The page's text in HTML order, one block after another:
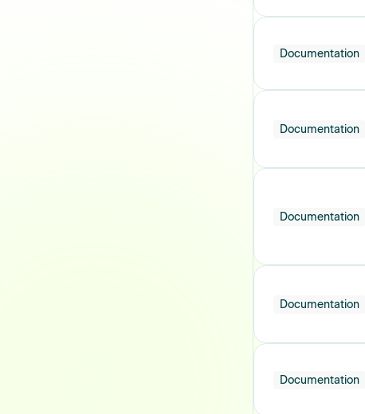
Documentation
Documentation
Documentation
Documentation
Documentation